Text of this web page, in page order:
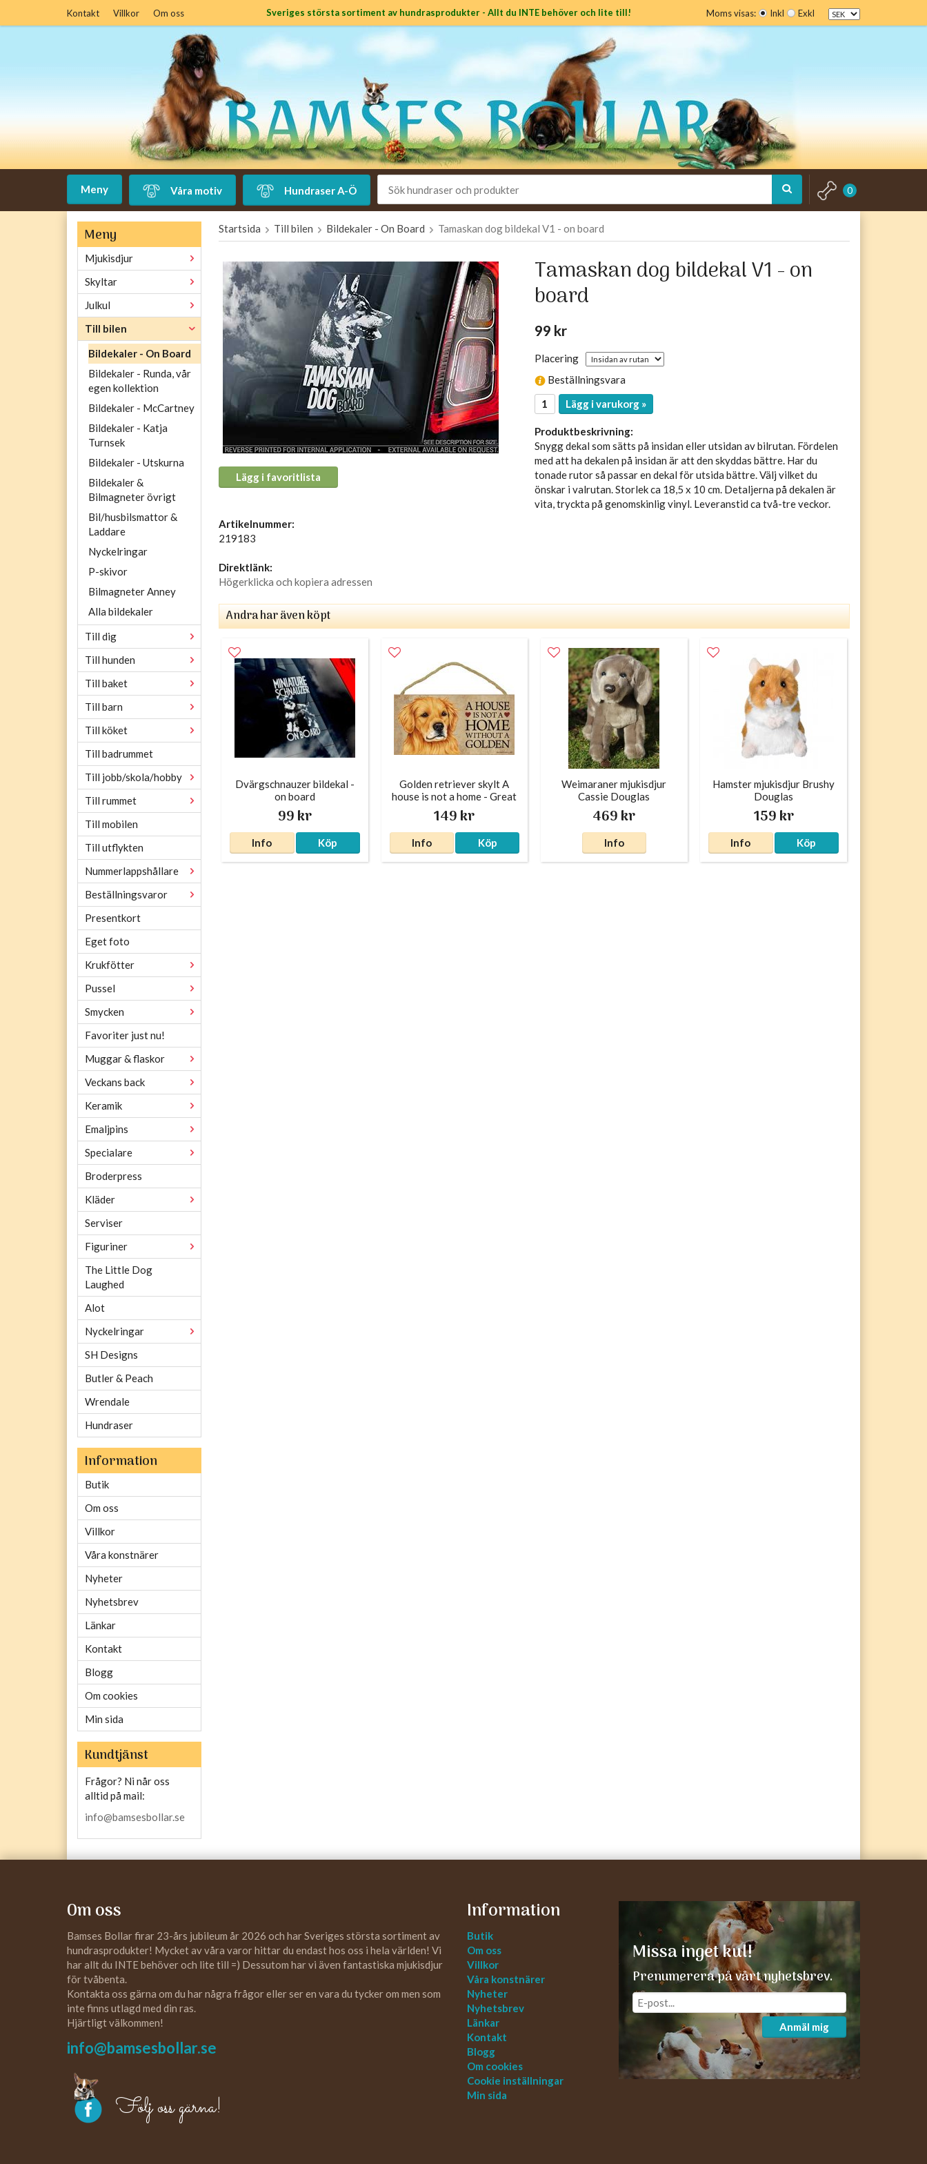
Kontakt Villkor Om oss Moms visas: Inkl Exkl
Sveriges största sortiment av hundrasprodukter - Allt du INTE behöver och lite till!
Meny Våra motiv Hundraser A-Ö 0
Meny
Mjukisdjur
Skyltar
Julkul
Till bilen
Bildekaler - On Board
Bildekaler - Runda, vår
egen kollektion
Bildekaler - McCartney
Bildekaler - Katja
Turnsek
Bildekaler - Utskurna
Bildekaler &
Bilmagneter övrigt
Bil/husbilsmattor &
Laddare
Nyckelringar
P-skivor
Bilmagneter Anney
Alla bildekaler
Till dig
Till hunden
Till baket
Till barn
Till köket
Till badrummet
Till jobb/skola/hobby
Till rummet
Till mobilen
Till utflykten
Nummerlappshållare
Beställningsvaror
Presentkort
Eget foto
Krukfötter
Pussel
Smycken
Favoriter just nu!
Muggar & flaskor
Veckans back
Keramik
Emaljpins
Specialare
Broderpress
Kläder
Serviser
Figuriner
The Little Dog
Laughed
Alot
Nyckelringar
SH Designs
Butler & Peach
Wrendale
Hundraser
Information
Butik
Om oss
Villkor
Våra konstnärer
Nyheter
Nyhetsbrev
Länkar
Kontakt
Blogg
Om cookies
Min sida
Kundtjänst
Frågor? Ni når oss
alltid på mail:
info@bamsesbollar.se
Startsida Till bilen Bildekaler - On Board Tamaskan dog bildekal V1 - on board
Tamaskan dog bildekal V1 - on
board
99 kr
Placering
Beställningsvara
Lägg i varukorg »
Produktbeskrivning:
Snygg dekal som sätts på insidan eller utsidan av bilrutan. Fördelen
med att ha dekalen på insidan är att den skyddas bättre. Har du
tonade rutor så passar en dekal för utsida bättre. Välj vilket du
önskar i valrutan. Storlek ca 18,5 x 10 cm. Detaljerna på dekalen är
vita, tryckta på genomskinlig vinyl. Leveranstid ca två-tre veckor.
Lägg i favoritlista
Artikelnummer:
219183
Direktlänk:
Högerklicka och kopiera adressen
Andra har även köpt
Dvärgschnauzer bildekal -
on board
99 kr
Info Köp
Golden retriever skylt A
house is not a home - Great
149 kr
Info Köp
Weimaraner mjukisdjur
Cassie Douglas
469 kr
Info
Hamster mjukisdjur Brushy
Douglas
159 kr
Info Köp
Missa inget kul!
Prenumerera på vårt nyhetsbrev.
Anmäl mig
Information
Butik
Om oss
Villkor
Våra konstnärer
Nyheter
Nyhetsbrev
Länkar
Kontakt
Blogg
Om cookies
Cookie inställningar
Min sida
Om oss
Bamses Bollar firar 23-års jubileum år 2026 och har Sveriges största sortiment av
hundrasprodukter! Mycket av våra varor hittar du endast hos oss i hela världen! Vi
har allt du INTE behöver och lite till =) Dessutom har vi även fantastiska mjukisdjur
för tvåbenta.
Kontakta oss gärna om du har några frågor eller ser en vara du tycker om men som
inte finns utlagd med din ras.
Hjärtligt välkommen!
info@bamsesbollar.se
Följ oss gärna!